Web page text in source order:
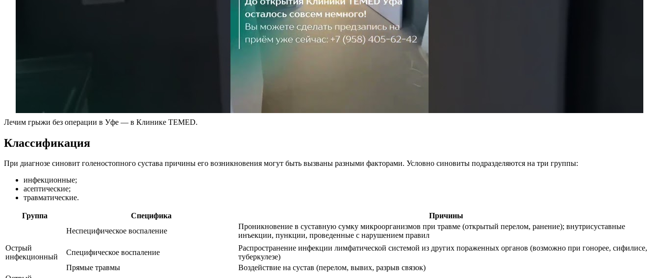
Лечим грыжи без операции в Уфе — в Клинике TEMED.
Классификация
При диагнозе синовит голеностопного сустава причины его возникновения могут быть вызваны разными факторами. Условно синовиты подразделяются на три группы:
инфекционные;
асептические;
травматические.
Группа Специфика
Причины
Неспецифическое воспаление
Проникновение в суставную сумку микроорганизмов при травме (открытый перелом, ранение); внутрисуставные
инъекции, пункции, проведенные с нарушением правил
Острый
инфекционный
Специфическое воспаление
Распространение инфекции лимфатической системой из других пораженных органов (возможно при гонорее, сифилисе,
туберкулезе)
Прямые травмы
Воздействие на сустав (перелом, вывих, разрыв связок)